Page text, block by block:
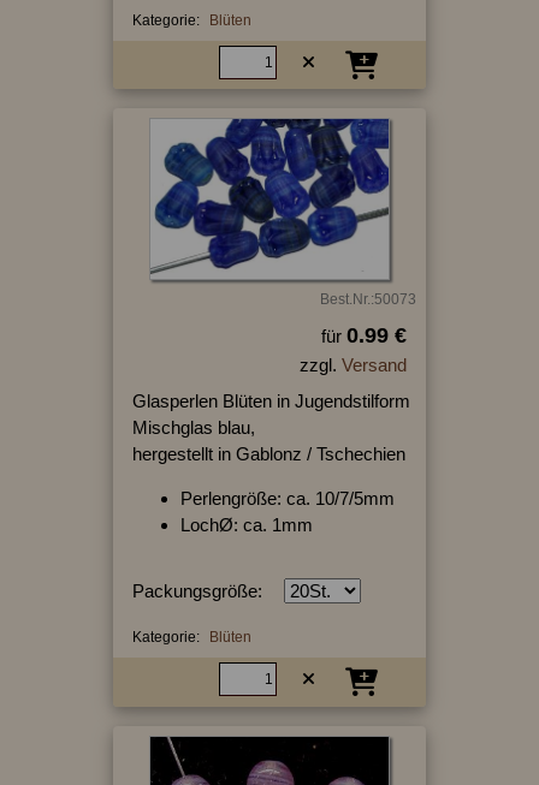
Kategorie: Blüten
Best.Nr.:50073
für 0.99 €
zzgl. Versand
Glasperlen Blüten in Jugendstilform
Mischglas blau,
hergestellt in Gablonz / Tschechien
Perlengröße: ca. 10/7/5mm
LochØ: ca. 1mm
Packungsgröße:
Kategorie: Blüten